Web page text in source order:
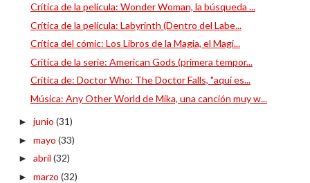
Crítica de la película: Wonder Woman, la búsqueda ...
Crítica de la película: Labyrinth (Dentro del Labe...
Crítica del cómic: Los Libros de la Magia, el Magi...
Crítica de la serie: American Gods (primera tempor...
Crítica de: Doctor Who: The Doctor Falls, "aquí es...
Música: Any Other World de Mika, una canción muy w...
► junio (31)
► mayo (33)
► abril (32)
► marzo (32)